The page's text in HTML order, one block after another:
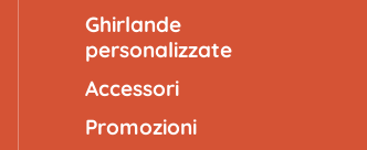
Ghirlande
personalizzate
Accessori
Promozioni